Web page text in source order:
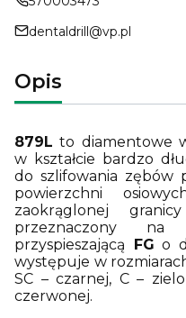
dentaldrill@vp.pl
Opis
879L to diamentowe
w kształcie bardzo
do szlifowania zębów
powierzchni
zaokrąglonej
przeznaczony
przyspieszającą FG o
występuje w
SC – czarnej, C –
czerwonej.